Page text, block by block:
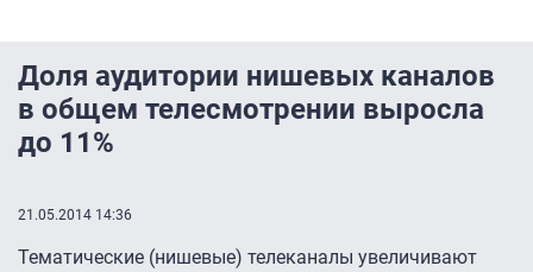
Доля аудитории нишевых каналов
в общем телесмотрении выросла
до 11%
21.05.2014 14:36
Тематические (нишевые) телеканалы увеличивают